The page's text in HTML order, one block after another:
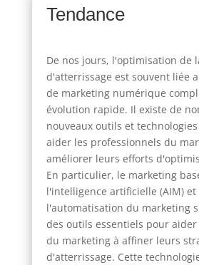
Tendance
De nos jours, l'optimisation de
d'atterrissage est souvent liée
de marketing numérique
évolution rapide. Il existe de
nouveaux outils et
aider les professionnels du
améliorer leurs efforts
En particulier, le marketing
l'intelligence artificielle (AIM) et
l'automatisation du marketing
des outils essentiels pour
du marketing à affiner leurs
d'atterrissage. Cette